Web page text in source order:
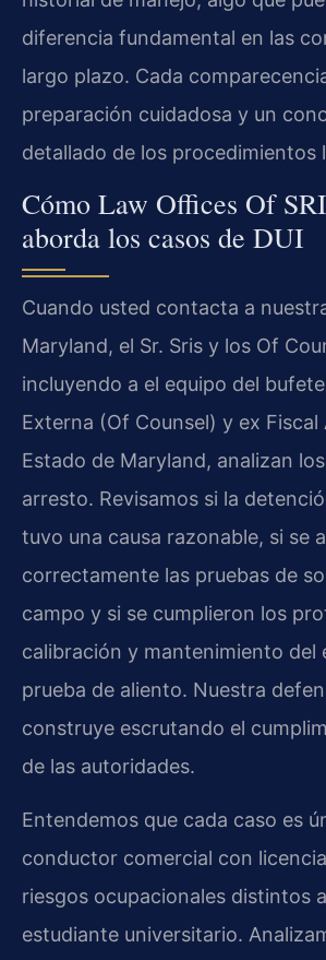
diferencia fundamental en las
largo plazo. Cada
preparación cuidadosa y un
detallado de los procedimientos
Cómo Law Offices Of
aborda los casos de DUI
Cuando usted contacta a
Maryland, el Sr. Sris y los Of
incluyendo a el equipo del
Externa (Of Counsel) y ex Fiscal
Estado de Maryland, analizan
arresto. Revisamos si la
tuvo una causa razonable, si se
correctamente las pruebas de
campo y si se cumplieron los
calibración y mantenimiento del
prueba de aliento. Nuestra
construye escrutando el
de las autoridades.
Entendemos que cada caso es
conductor comercial con
riesgos ocupacionales distintos
estudiante universitario.